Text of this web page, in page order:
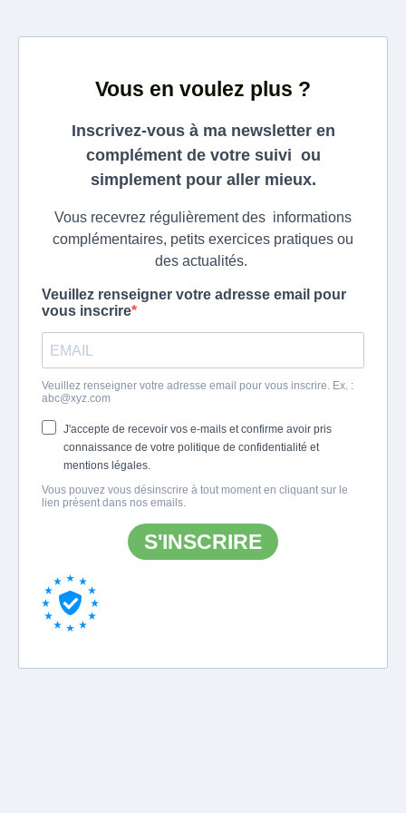
Vous en voulez plus ?
Inscrivez-vous à ma newsletter en
complément de votre suivi ou
simplement pour aller mieux.
Vous recevrez régulièrement des informations
complémentaires, petits exercices pratiques ou
des actualités.
Veuillez renseigner votre adresse email pour
vous inscrire
Veuillez renseigner votre adresse email pour vous inscrire. Ex. :
abc@xyz.com
J'accepte de recevoir vos e-mails et confirme avoir pris
connaissance de votre politique de confidentialité et
mentions légales.
Vous pouvez vous désinscrire à tout moment en cliquant sur le
lien présent dans nos emails.
S'INSCRIRE